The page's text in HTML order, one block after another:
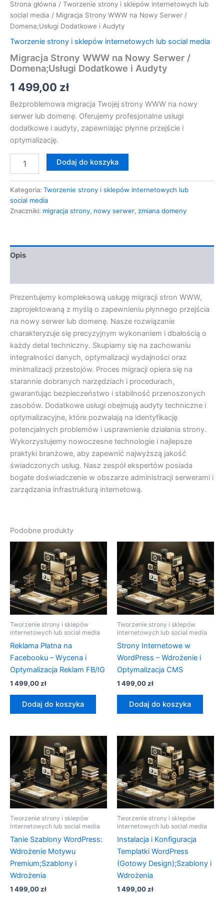
Strona główna / Tworzenie strony i sklepów internetowych lub
social media / Migracja Strony WWW na Nowy Serwer /
Domena;Usługi Dodatkowe i Audyty
Tworzenie strony i sklepów internetowych lub social media
Migracja Strony WWW na Nowy Serwer /
Domena;Usługi Dodatkowe i Audyty
1 499,00 zł
Bezproblemowa migracja Twojej strony WWW na nowy
serwer lub domenę. Oferujemy profesjonalne usługi
dodatkowe i audyty, zapewniając płynne przejście i
optymalizację.
Dodaj do koszyka
Kategoria: Tworzenie strony i sklepów internetowych lub
social media
Znaczniki: migracja strony, nowy serwer, zmiana domeny
Opis
Prezentujemy kompleksową usługę migracji stron WWW,
zaprojektowaną z myślą o zapewnieniu płynnego przejścia
na nowy serwer lub domenę. Nasze rozwiązanie
charakteryzuje się precyzyjnym wykonaniem i dbałością o
każdy detal techniczny. Skupiamy się na zachowaniu
integralności danych, optymalizacji wydajności oraz
minimalizacji przestojów. Proces migracji opiera się na
starannie dobranych narzędziach i procedurach,
gwarantując bezpieczeństwo i stabilność przenoszonych
zasobów. Dodatkowe usługi obejmują audyty techniczne i
optymalizacyjne, które pozwalają na identyfikację
potencjalnych problemów i usprawnienie działania strony.
Wykorzystujemy nowoczesne technologie i najlepsze
praktyki branżowe, aby zapewnić najwyższą jakość
świadczonych usług. Nasz zespół ekspertów posiada
bogate doświadczenie w obszarze administracji serwerami i
zarządzania infrastrukturą internetową.
Podobne produkty
Tworzenie strony i sklepów
internetowych lub social media
Reklama Płatna na
Facebooku – Wycena i
Optymalizacja Reklam FB/IG
1 499,00zł
Dodaj do koszyka
Tworzenie strony i sklepów
internetowych lub social media
Strony Internetowe w
WordPress – Wdrożenie i
Optymalizacja CMS
1 499,00zł
Dodaj do koszyka
Tworzenie strony i sklepów
internetowych lub social media
Tanie Szablony WordPress:
Wdrożenie Motywu
Premium;Szablony i
Wdrożenia
1 499,00zł
Tworzenie strony i sklepów
internetowych lub social media
Instalacja i Konfiguracja
Templatki WordPress
(Gotowy Design);Szablony i
Wdrożenia
1 499,00zł